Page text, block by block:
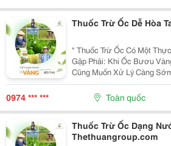
Thuốc Trừ Ốc Dễ Hòa
" Thuốc Trừ Ốc Có Một
Gặp Phải: Khi Ốc Bươu
Cũng Muốn Xử Lý Càng
Khá Nhiều Thời Gian Ở
Công Đoạn Nhỏ Bị Kéo
0974 *** *** Toàn quốc
Thuốc Trừ Ốc Dạng
Thethuangroup.com